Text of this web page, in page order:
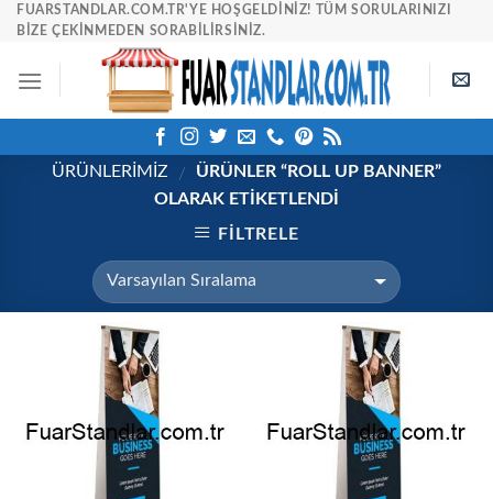
SkipFUARSTANDLAR.COM.TR'YE HOŞGELDINIZ! TÜM SORULARINIZI
BIZE ÇEKINMEDEN SORABILIRSINIZ.
ÜRÜNLERİMİZ /
ÜRÜNLER “ROLL UP BANNER”
OLARAK ETIKETLENDI
FILTRELE